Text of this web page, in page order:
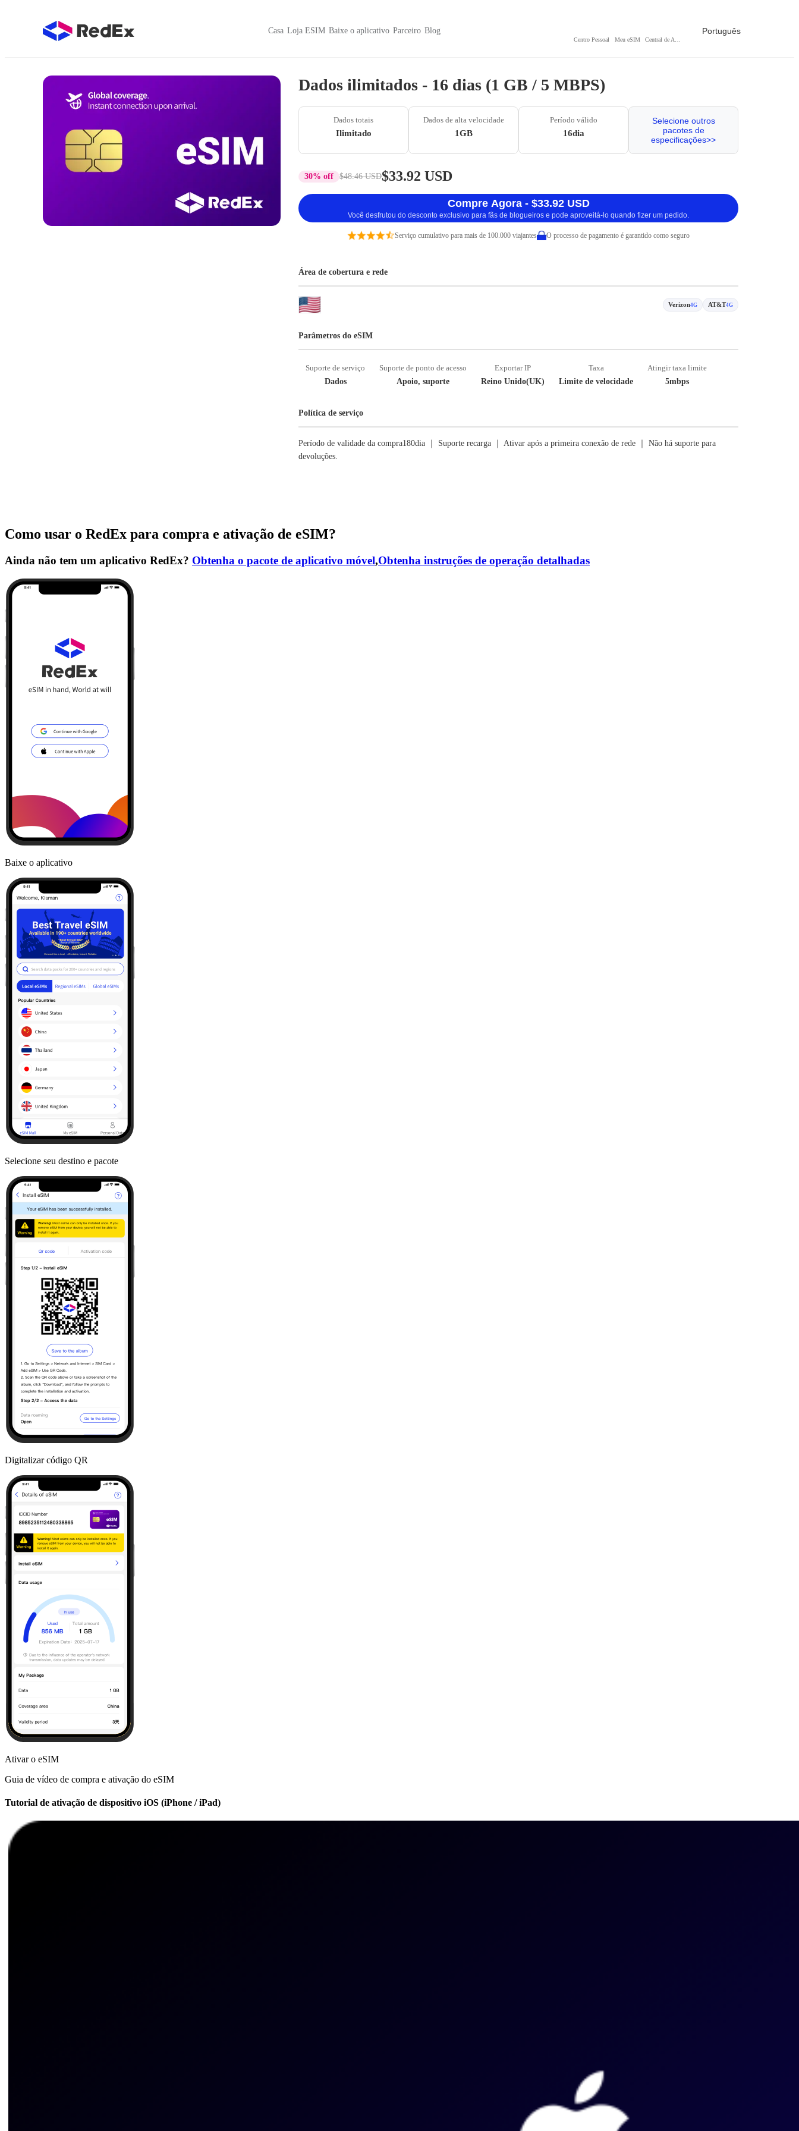
Casa Loja ESIM Baixe o aplicativo Parceiro Blog
Centro Pessoal Meu eSIM
Português
Dados ilimitados - 16 dias (1 GB / 5 MBPS)
Dados totais
Ilimitado
Dados de alta velocidade
1GB
Período válido
16dia
Selecione outros
pacotes de
especificações>>
30% off $48.46 USD$33.92 USD
Compre Agora - $33.92 USD
Você desfrutou do desconto exclusivo para fãs de blogueiros e pode aproveitá-lo quando fizer um pedido.
Serviço cumulativo para mais de 100.000 viajantes O processo de pagamento é garantido como seguro
Área de cobertura e rede
Verizon4G AT&T4G
Parâmetros do eSIM
Suporte de serviço
Dados
Suporte de ponto de acesso
Apoio, suporte
Exportar IP
Reino Unido(UK)
Taxa
Limite de velocidade
Atingir taxa limite
5mbps
Política de serviço
Período de validade da compra180dia ｜ Suporte recarga ｜ Ativar após a primeira conexão de rede ｜ Não há suporte para
devoluções.
Como usar o RedEx para compra e ativação de eSIM?
Ainda não tem um aplicativo RedEx? Obtenha o pacote de aplicativo móvel,Obtenha instruções de operação detalhadas
Baixe o aplicativo
Selecione seu destino e pacote
Digitalizar código QR
Ativar o eSIM
Guia de vídeo de compra e ativação do eSIM
Tutorial de ativação de dispositivo iOS (iPhone / iPad)